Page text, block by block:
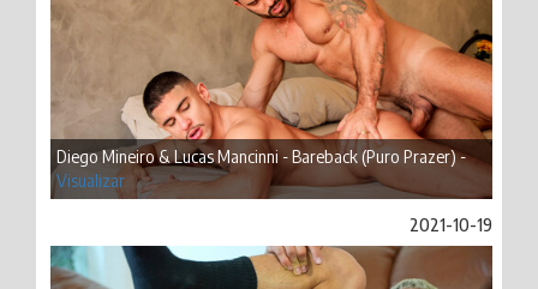
Diego Mineiro & Lucas Mancinni - Bareback (Puro Prazer) -
Visualizar
2021-10-19